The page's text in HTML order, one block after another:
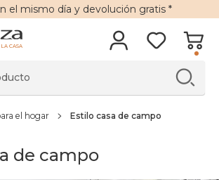
el mismo día y devolución gratis*
CASA
el hogar Estilo casa de campo
de campo